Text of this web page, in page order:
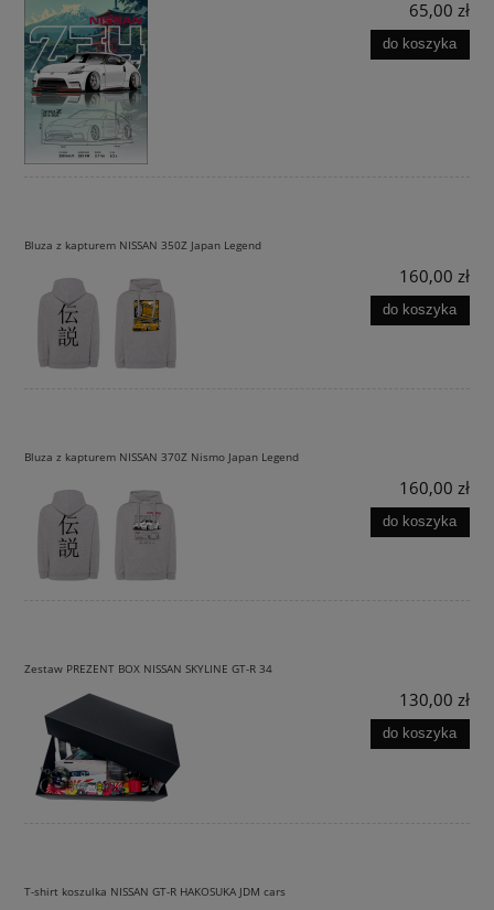
65,00 zł
do koszyka
Bluza z kapturem NISSAN 350Z Japan Legend
160,00 zł
do koszyka
Bluza z kapturem NISSAN 370Z Nismo Japan Legend
160,00 zł
do koszyka
Zestaw PREZENT BOX NISSAN SKYLINE GT-R 34
130,00 zł
do koszyka
T-shirt koszulka NISSAN GT-R HAKOSUKA JDM cars